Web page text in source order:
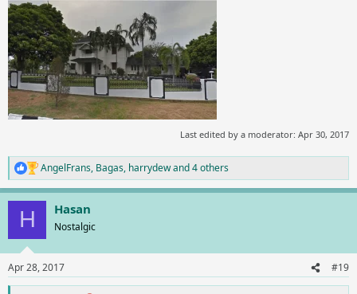
Last edited by a moderator: Apr 30, 2017
R
e
a
i
s
:
AngelFrans, Bagas, harrydewand 4 others
H Hasan
Nostalgic
Apr 28, 2017 #19